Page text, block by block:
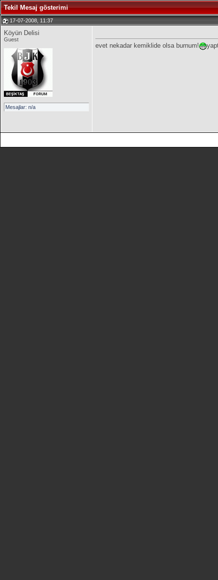
Tekil Mesaj gösterimi
17-07-2008, 11:37
Köyün Delisi
Guest
Mesajlar: n/a
evet nekadar kemiklide olsa burnum!